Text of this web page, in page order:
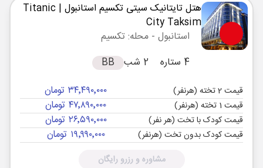
هتل تایتانیک سیتی تکسیم استانبول | Titanic
City Taksim
استانبول - محله: تکسیم
4 ستاره
2 شب BB
قیمت 2 تخته (هرنفر) ۳۴٬۴۹۰٬۰۰۰ تومان
قیمت 1 تخته (هرنفر) ۴۷٬۸۹۰٬۰۰۰ تومان
قیمت کودک با تخت (هر نفر) ۲۶٬۵۹۰٬۰۰۰ تومان
قیمت کودک بدون تخت (هرنفر) ۱۹٬۹۹۰٬۰۰۰ تومان
مشاوره و رزرو رایگان